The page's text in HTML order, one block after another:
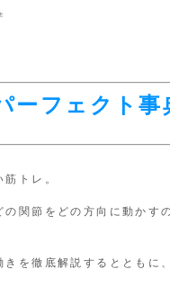
ーフェクト事
トレ。
関節をどの方向に動かす
を徹底解説するとともに、